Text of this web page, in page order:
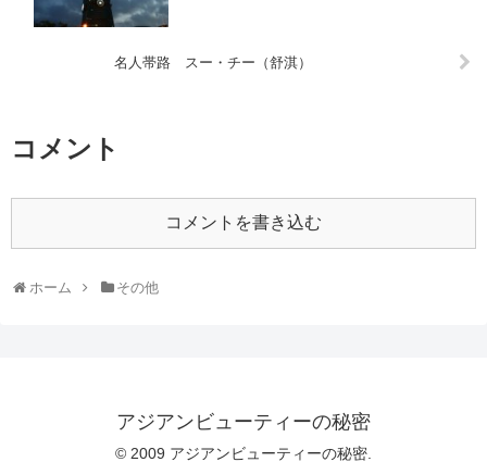
名人帯路 スー・チー（舒淇）
コメント
コメントを書き込む
ホーム その他
アジアンビューティーの秘密
© 2009 アジアンビューティーの秘密.